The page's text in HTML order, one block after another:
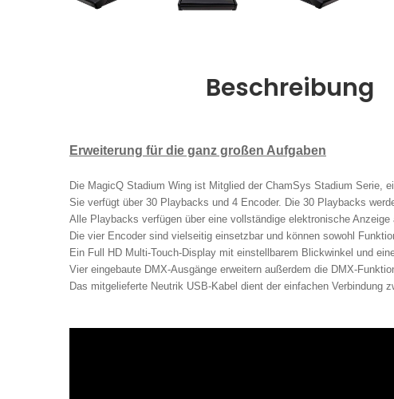
Beschreibung
Erweiterung für die ganz großen Aufgaben
Die MagicQ Stadium Wing ist Mitglied der ChamSys Stadium Serie,
Sie verfügt über 30 Playbacks und 4 Encoder. Die 30 Playbacks
Alle Playbacks verfügen über eine vollständige elektronische Anzeige
Die vier Encoder sind vielseitig einsetzbar und können sowohl
Ein Full HD Multi-Touch-Display mit einstellbarem Blickwinkel und
Vier eingebaute DMX-Ausgänge erweitern außerdem die DMX-
Das mitgelieferte Neutrik USB-Kabel dient der einfachen Verbindung